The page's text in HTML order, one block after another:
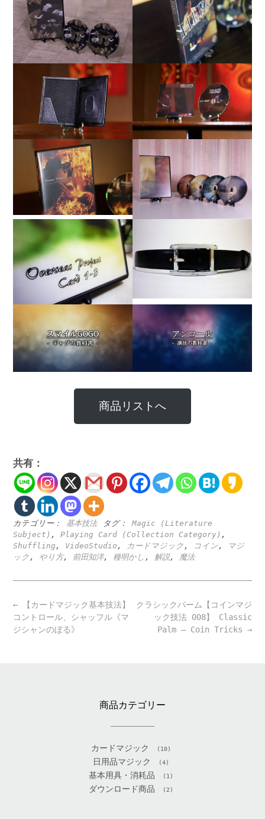
商品リストへ
共有：
カテゴリー： 基本技法 タグ： Magic (Literature
Subject) , Playing Card (Collection Category) ,
Shuffling , VideoStudio , カードマジック , コイン,
マジ
ック , やり方, 前田知洋, 種明かし , 解説, 魔法
Post
navigation
クラシックパーム【コインマジ
ック技法 008】 Classic
Palm – Coin Tricks →
← 【カードマジック基本技法】
コントロール、シャッフル《マ
ジシャンのぼる》
商品カテゴリー
カードマジック (10)
日用品マジック (4)
基本用具・消耗品 (1)
ダウンロード商品 (2)